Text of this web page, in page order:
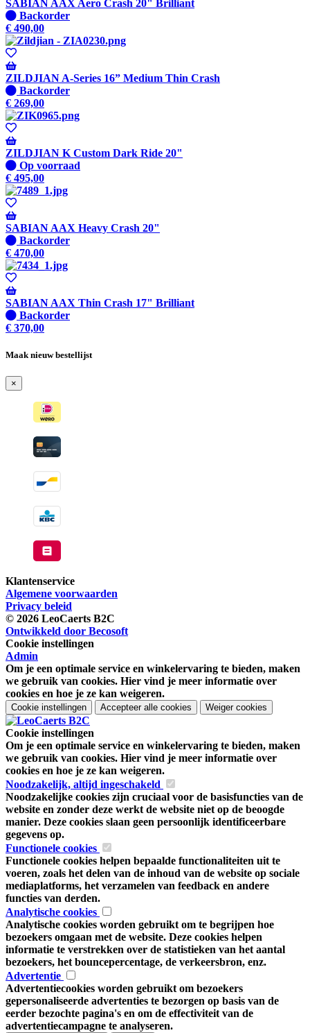
wanneer
beschikbaar
SABIAN AAX Aero Crash 20" Brilliant
Niet
op
voorraad
-
Wordt
verzonden
wanneer
beschikbaar
Backorder
€ 490,00
ZILDJIAN A-Series 16” Medium Thin Crash
Niet
op
voorraad
-
Wordt
verzonden
wanneer
beschikbaar
Backorder
€ 269,00
ZILDJIAN K Custom Dark Ride 20"
Op
voorraad
Op voorraad
€ 495,00
SABIAN AAX Heavy Crash 20"
Niet
op
voorraad
-
Wordt
verzonden
wanneer
beschikbaar
Backorder
€ 470,00
SABIAN AAX Thin Crash 17" Brilliant
Niet
op
-
verzonden
wanneer
beschikbaar
Backorder
€ 370,00
Maak nieuw bestellijst
×
Klantenservice
Algemene voorwaarden
Privacy beleid
© 2026 LeoCaerts B2C
Ontwikkeld door Becosoft
Cookie instellingen
Admin
Om je een optimale service en winkelervaring te bieden, maken
we gebruik van cookies. Hier vind je meer informatie over
cookies en hoe je ze kan weigeren.
Cookie instellingen Accepteer alle cookies Weiger cookies
Cookie instellingen
Om je een optimale service en winkelervaring te bieden, maken
we gebruik van cookies. Hier vind je meer informatie over
cookies en hoe je ze kan weigeren.
Noodzakelijk, altijd ingeschakeld
Noodzakelijke cookies zijn cruciaal voor de basisfuncties van de
website en zonder deze werkt de website niet op de beoogde
manier. Deze cookies slaan geen persoonlijk identificeerbare
gegevens op.
Functionele cookies
Functionele cookies helpen bepaalde functionaliteiten uit te
voeren, zoals het delen van de inhoud van de website op sociale
mediaplatforms, het verzamelen van feedback en andere
functies van derden.
Analytische cookies
Analytische cookies worden gebruikt om te begrijpen hoe
bezoekers omgaan met de website. Deze cookies helpen
informatie te verstrekken over de statistieken van het aantal
bezoekers, het bouncepercentage, de verkeersbron, enz.
Advertentie
Advertentiecookies worden gebruikt om bezoekers
gepersonaliseerde advertenties te bezorgen op basis van de
eerder bezochte pagina's en om de effectiviteit van de
advertentiecampagne te analyseren.